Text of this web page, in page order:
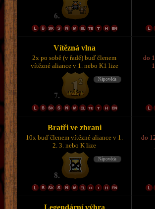
Vítězná vlna
2x po sobě (v řadě) buď členem
vítězné aliance v 1. nebo K1 lize
do
Bratři ve zbrani
10x buď členem vítězné aliance v 1.
2. 3. nebo K lize
do
Legendární výhra